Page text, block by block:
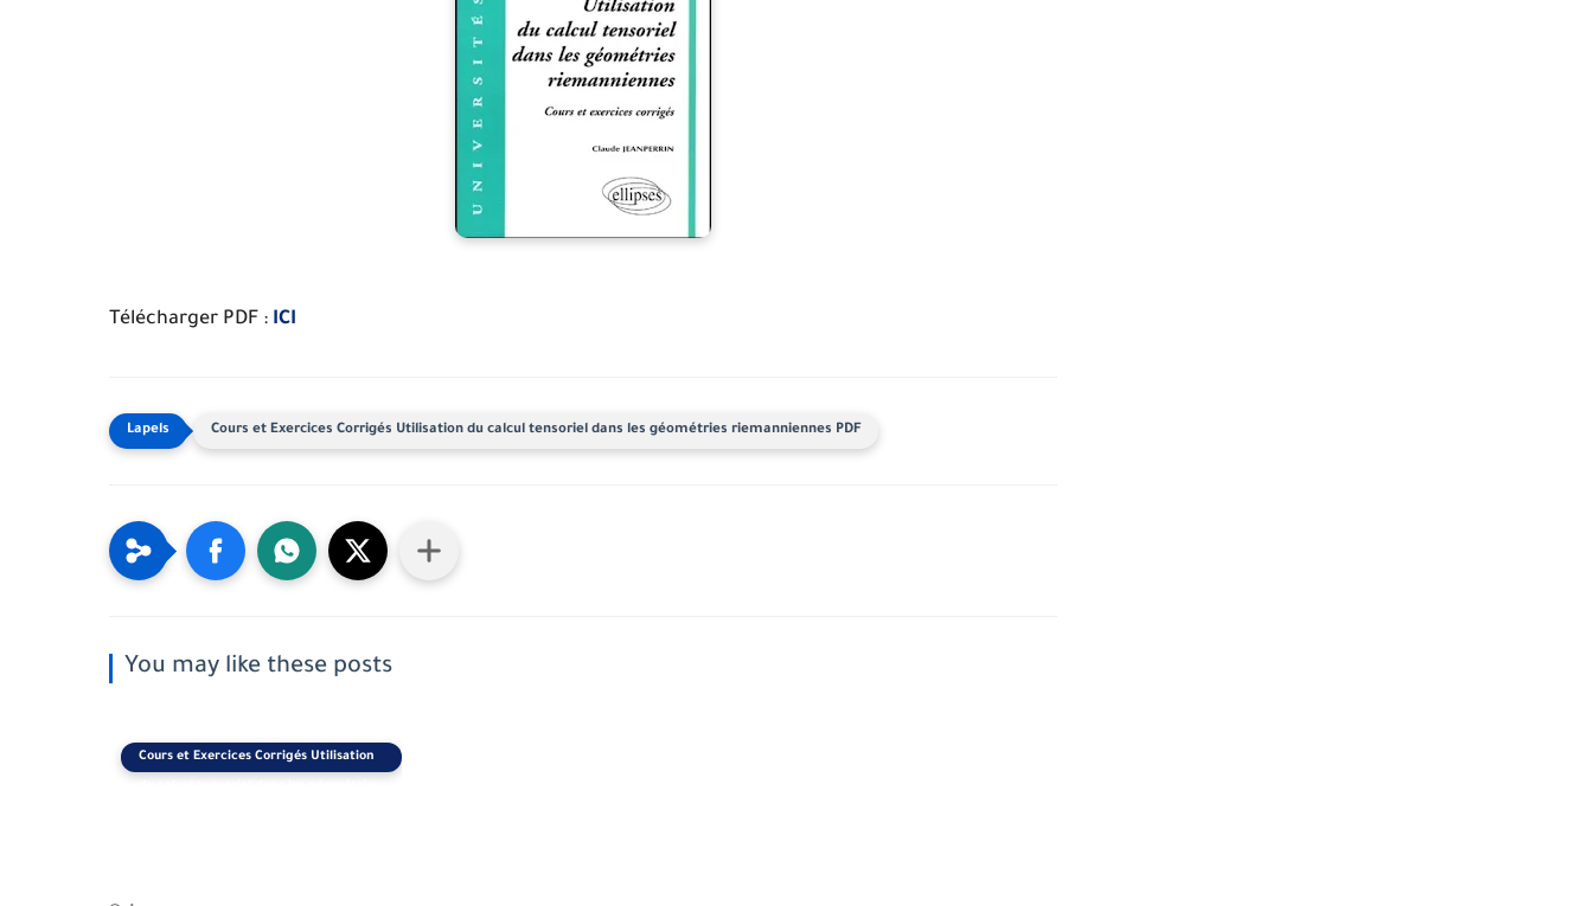
Télécharger PDF : ICI
Cours et Exercices Corrigés Utilisation du calcul tensoriel dans les géométries riemanniennes PDF
You may like these posts
Cours et Exercices Corrigés Utilisation